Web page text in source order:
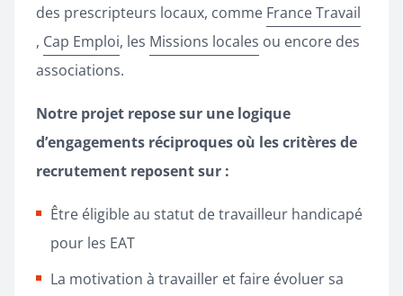
des prescripteurs locaux, comme France Travail
, Cap Emploi, les Missions locales ou encore des
associations.
Notre projet repose sur une logique
d’engagements réciproques où les critères de
recrutement reposent sur :
Être éligible au statut de travailleur handicapé
pour les EAT
La motivation à travailler et faire évoluer sa